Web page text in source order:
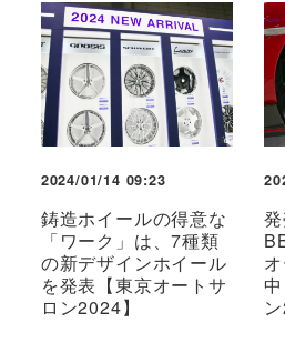
2024/01/14 09:23
鋳造ホイールの得意な
「ワーク」は、7種類
の新デザインホイール
を発表【東京オートサ
ロン2024】